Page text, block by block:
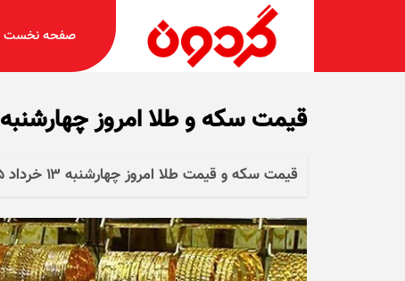
صفحه نخست
قیمت سکه و طلا امروز چهارشنبه ۱۳ خرداد ۱۴۰۵ + جدول
قیمت سکه و قیمت طلا امروز چهارشنبه ۱۳ خرداد ۱۴۰۵ را در جدول زیر مشاهده کنید.